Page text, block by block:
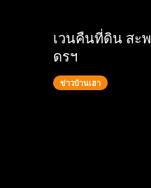
เวนคืนที่ดิน สะ
ดรฯ
ข่าวบ้านเฮา